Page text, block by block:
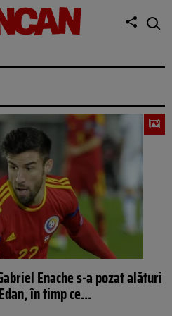
Enache s-a pozat alături
în timp ce…